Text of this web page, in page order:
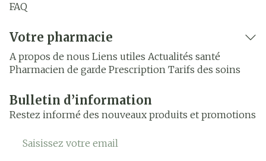
FAQ
Votre pharmacie
A propos de nous Liens utiles Actualités santé
Pharmacien de garde Prescription Tarifs des soins
Bulletin d’information
Restez informé des nouveaux produits et promotions
Adresse mail